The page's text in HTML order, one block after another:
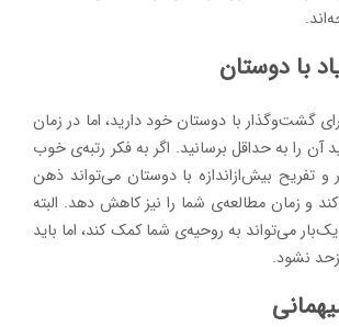
با دوستان
گشت‌وگذار با دوستان خود دارید، اما در زمان
آن را به حداقل برسانید. اگر به فکر رتبه‌ی خوب
تفریح بیش‌ازاندازه با دوستان می‌تواند ذهن
و زمان مطالعه‌ی شما را نیز کاهش دهد. البته
می‌تواند به روحیه‌ی شما کمک کند، اما باید
نشود.